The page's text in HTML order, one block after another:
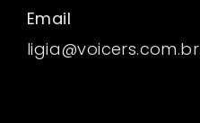
Email
ligia@voicers.com.br